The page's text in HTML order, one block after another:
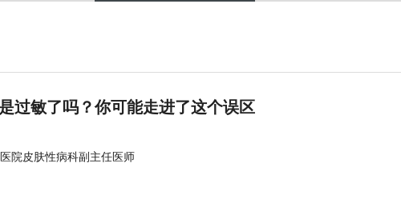
过敏了吗？你可能走进了这个误区
院皮肤性病科副主任医师